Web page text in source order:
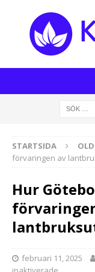
STARTSIDA
förvaringen av
Hur
februari 11, 2025